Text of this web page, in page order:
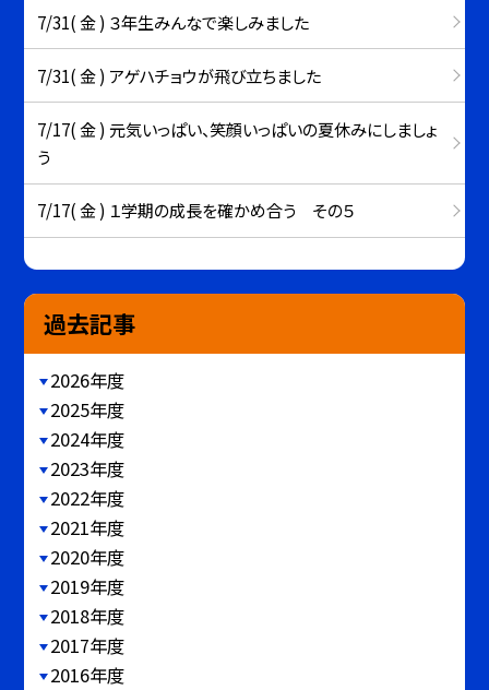
7/31( 金 ) ３年生みんなで楽しみました
7/31( 金 ) アゲハチョウが飛び立ちました
7/17( 金 ) 元気いっぱい、笑顔いっぱいの夏休みにしましょ
う
7/17( 金 ) １学期の成長を確かめ合う その５
過去記事
2026年度
2025年度
2024年度
2023年度
2022年度
2021年度
2020年度
2019年度
2018年度
2017年度
2016年度